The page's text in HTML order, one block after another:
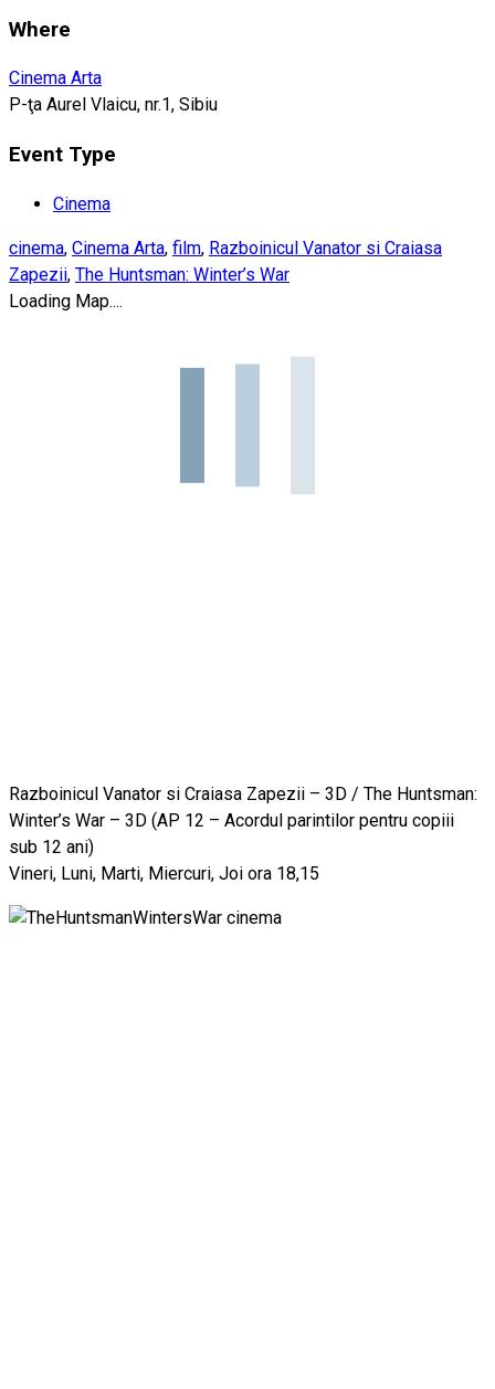
Where
Cinema Arta
P-ţa Aurel Vlaicu, nr.1, Sibiu
Event Type
Cinema
cinema, Cinema Arta, film, Razboinicul Vanator si Craiasa
Zapezii, The Huntsman: Winter’s War
Loading Map....
Razboinicul Vanator si Craiasa Zapezii – 3D / The Huntsman:
Winter’s War – 3D (AP 12 – Acordul parintilor pentru copiii
sub 12 ani)
Vineri, Luni, Marti, Miercuri, Joi ora 18,15